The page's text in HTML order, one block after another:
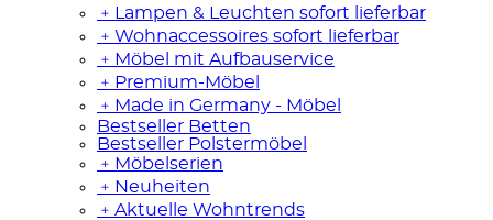
﹢
Lampen & Leuchten sofort lieferbar
﹢ Wohnaccessoires sofort lieferbar
﹢ Möbel mit Aufbauservice
﹢ Premium-Möbel
﹢ Made in Germany - Möbel
Bestseller Betten
Bestseller Polstermöbel
﹢ Möbelserien
﹢ Neuheiten
﹢ Aktuelle Wohntrends